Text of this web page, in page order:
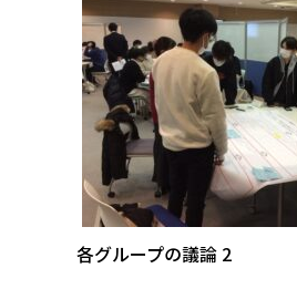
各グループの議論 2